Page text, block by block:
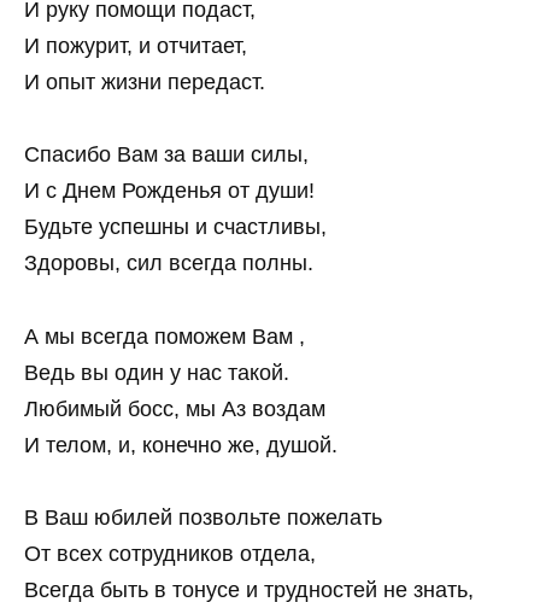
И руку помощи подаст,
И пожурит, и отчитает,
И опыт жизни передаст.
Спасибо Вам за ваши силы,
И с Днем Рожденья от души!
Будьте успешны и счастливы,
Здоровы, сил всегда полны.
А мы всегда поможем Вам ,
Ведь вы один у нас такой.
Любимый босс, мы Аз воздам
И телом, и, конечно же, душой.
В Ваш юбилей позвольте пожелать
От всех сотрудников отдела,
Всегда быть в тонусе и трудностей не знать,